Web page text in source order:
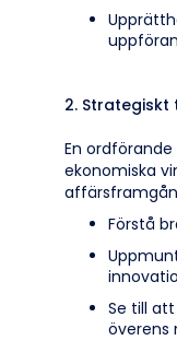
2. Strategiskt
En
ekonomiska
Förstå
Se till
överens